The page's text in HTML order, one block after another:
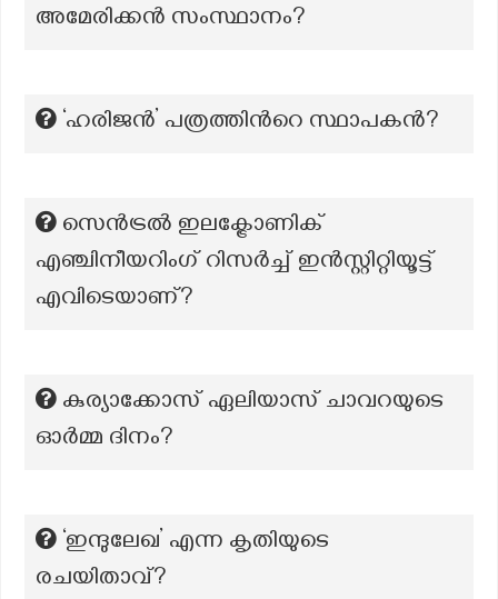
അമേരിക്കൻ സംസ്ഥാനം?
‘ഹരിജൻ’ പത്രത്തിന്‍റെ സ്ഥാപകന്‍?
സെൻട്രൽ ഇലക്ട്രോണിക്
എഞ്ചിനീയറിംഗ് റിസർച്ച് ഇൻസ്റ്റിറ്റിയൂട്ട്
എവിടെയാണ്?
കുര്യാക്കോസ് ഏലിയാസ് ചാവറയുടെ
ഓര്‍മ്മ ദിനം?
‘ഇന്ദുലേഖ’ എന്ന കൃതിയുടെ
രചയിതാവ്?